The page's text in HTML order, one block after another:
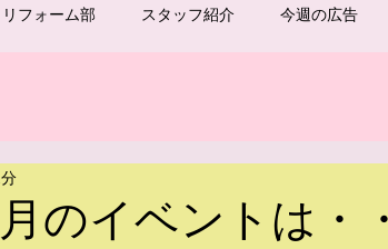
リフォーム部 スタッフ紹介 今週の広告
のイベントは・